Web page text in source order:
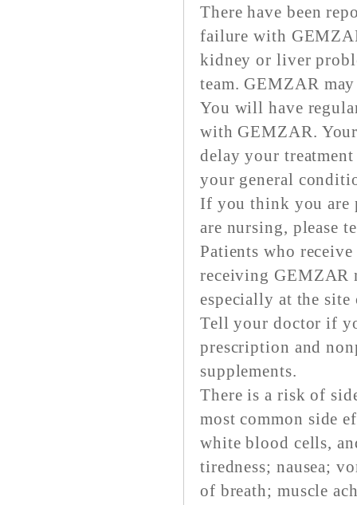
There have been
failure with
kidney or liver
team. GEMZAR
You will have
with GEMZAR.
delay your
your general
If you think you are
are nursing, please
Patients who
receiving GEMZAR
especially at the
Tell your doctor if
prescription and
supplements.
There is a risk of
most common side
white blood cells,
tiredness; nausea;
of breath; muscle